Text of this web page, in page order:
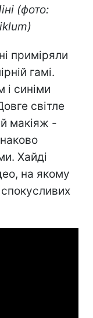
(фото:
приміряли
гамі.
і синіми
світле
макіяж -
Хайді
на якому